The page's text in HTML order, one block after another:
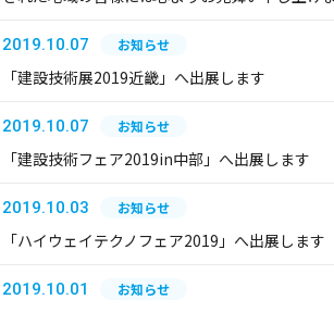
2019.10.07 お知らせ
「建設技術展2019近畿」へ出展します
2019.10.07 お知らせ
「建設技術フェア2019in中部」へ出展します
2019.10.03 お知らせ
「ハイウェイテクノフェア2019」へ出展します
2019.10.01 お知らせ